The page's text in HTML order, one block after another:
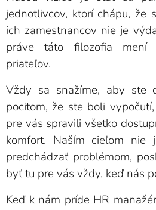
jednotlivcov, ktorí chápu, že
ich zamestnancov nie je
práve táto filozofia mení
priateľov.
Vždy sa snažíme, aby ste
pocitom, že ste boli
pre vás spravili všetko
komfort. Naším cieľom
predchádzať problémom,
byť tu pre vás vždy, keď nás
Keď k nám príde HR